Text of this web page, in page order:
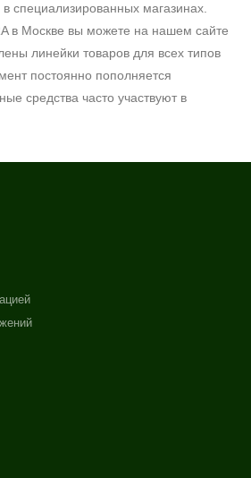
специализированных магазинах.
в Москве вы можете на нашем сайте
линейки товаров для всех типов
постоянно пополняется
средства часто участвуют в